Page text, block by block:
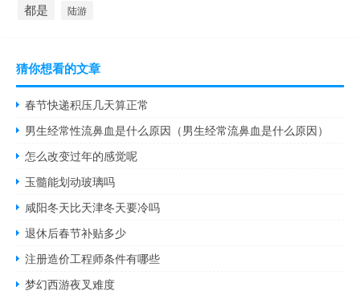
都是 陆游
猜你想看的文章
春节快递积压几天算正常
男生经常性流鼻血是什么原因（男生经常流鼻血是什么原因）
怎么改变过年的感觉呢
玉髓能划动玻璃吗
咸阳冬天比天津冬天要冷吗
退休后春节补贴多少
注册造价工程师条件有哪些
梦幻西游夜叉难度